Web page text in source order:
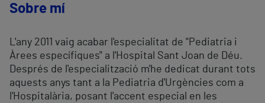
Sobre mí
L'any 2011 vaig acabar l'especialitat de "Pediatria i
Àrees específiques" a l'Hospital Sant Joan de Déu.
Després de l'especialització m'he dedicat durant tots
aquests anys tant a la Pediatria d'Urgències com a
l'Hospitalària, posant l'accent especial en les